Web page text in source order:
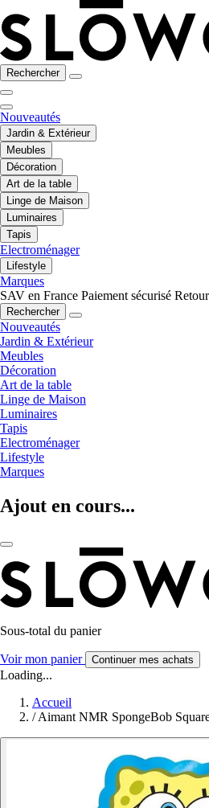
Rechercher
Nouveautés
Jardin & Extérieur
Meubles
Décoration
Art de la table
Linge de Maison
Luminaires
Tapis
Electroménager
Lifestyle
Marques
SAV en France Paiement sécurisé
Rechercher
Nouveautés
Jardin & Extérieur
Meubles
Décoration
Art de la table
Linge de Maison
Luminaires
Tapis
Electroménager
Lifestyle
Marques
Ajout en cours...
Sous-total du panier
Voir mon panier Continuer mes achats
Loading...
Accueil
/ Aimant NMR SpongeBob